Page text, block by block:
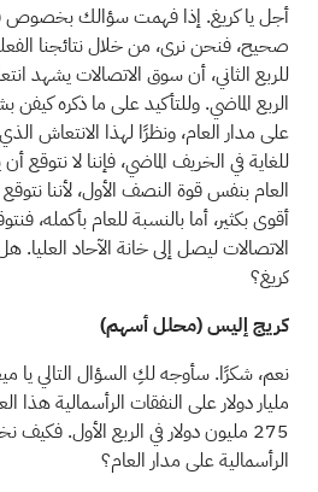
أجل يا كريغ. إذا فهمت سؤالك بخصوص
صحيح، فنحن نرى، من خلال نتائجنا
للربع الثاني، أن سوق الاتصالات يشهد
الربع الماضي. وللتأكيد على ما ذكره كيفن
على مدار العام، ونظرًا لهذا الانتعاش
للغاية في الخريف الماضي، فإننا لا نتوقع
العام بنفس قوة النصف الأول، لأننا
أقوى بكثير، أما بالنسبة للعام بأكمله،
الاتصالات ليصل إلى خانة الآحاد
كريغ؟
كريج إليس (محلل أسهم)
مليار دولار على النفقات الرأسمالية هذا
275 مليون دولار في الربع الأول.
الرأسمالية على مدار العام؟